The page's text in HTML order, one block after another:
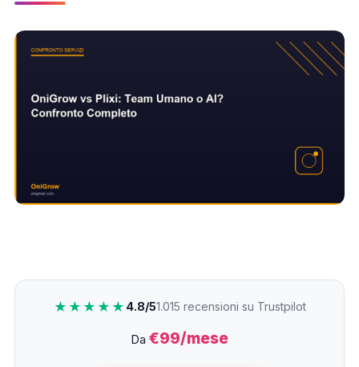
★★★★★ 4.8/51.015 recensioni su Trustpilot
Da €99/mese